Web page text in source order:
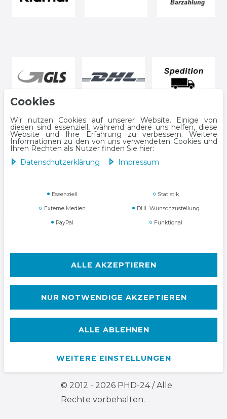
Cookies
Wir nutzen Cookies auf unserer Website. Einige von
diesen sind essenziell, während andere uns helfen, diese
Website und Ihre Erfahrung zu verbessern. Weitere
Informationen zu den von uns verwendeten Cookies und
Ihren Rechten als Nutzer finden Sie hier:
Daten­schutz­erklärung
Impressum
Essenziell Statistik
Externe Medien DHL Wunschzustellung
PayPal Funktional
ALLE AKZEPTIEREN
NUR NOTWENDIGE AKZEPTIEREN
ALLE ABLEHNEN
WEITERE EINSTELLUNGEN
VERTRAG WIDERRUFEN Kontakt
Versandkosten
© 2012 - 2026 PHD-24 / Alle
Rechte vorbehalten.